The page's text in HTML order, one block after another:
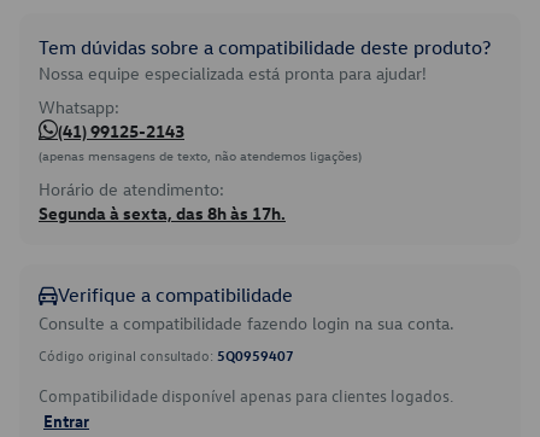
Tem dúvidas sobre a compatibilidade deste produto?
Nossa equipe especializada está pronta para ajudar!
Whatsapp:
(41) 99125-2143
(apenas mensagens de texto, não atendemos ligações)
Horário de atendimento:
Segunda à sexta, das 8h às 17h.
Verifique a compatibilidade
Consulte a compatibilidade fazendo login na sua conta.
Código original consultado: 5Q0959407
Compatibilidade disponível apenas para clientes logados.
Entrar